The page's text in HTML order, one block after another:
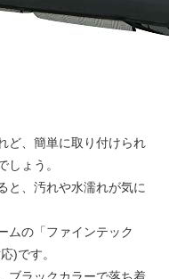
ど、簡単に取り付けられ
しょう。
と、汚れや水濡れが気に
ムの「ファインテック
)です。